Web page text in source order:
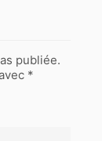
publiée.
*